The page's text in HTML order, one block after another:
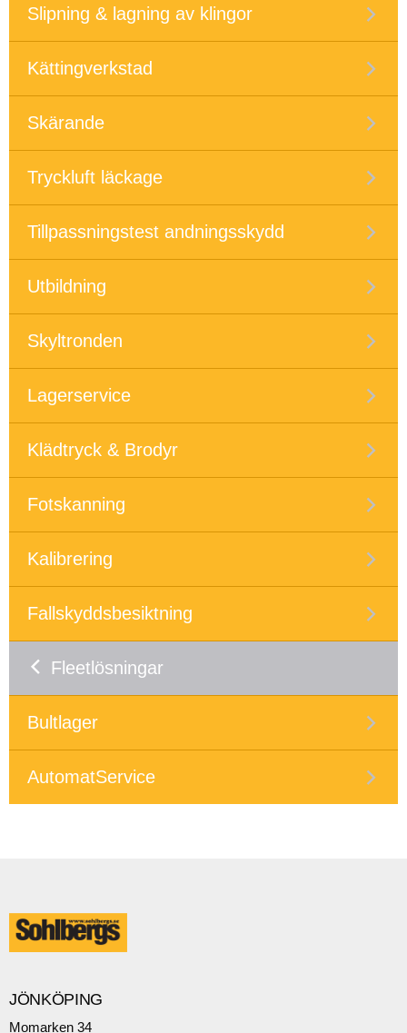
Slipning & lagning av klingor
Kättingverkstad
Skärande
Tryckluft läckage
Tillpassningstest andningsskydd
Utbildning
Skyltronden
Lagerservice
Klädtryck & Brodyr
Fotskanning
Kalibrering
Fallskyddsbesiktning
Fleetlösningar
Bultlager
AutomatService
JÖNKÖPING
Momarken 34